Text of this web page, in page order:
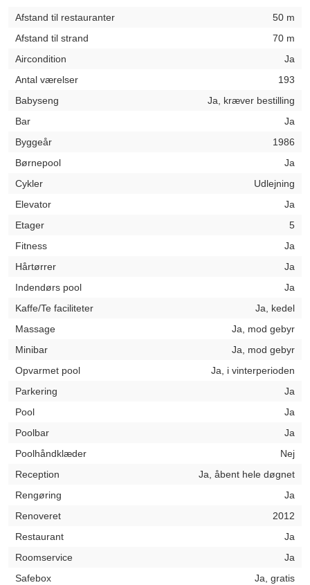
Afstand til restauranter
50 m
Afstand til strand
70 m
Aircondition
Ja
Antal værelser
193
Babyseng
Ja, kræver bestilling
Bar
Ja
Byggeår
1986
Børnepool
Ja
Cykler
Udlejning
Elevator
Ja
Etager
5
Fitness
Ja
Hårtørrer
Ja
Indendørs pool
Ja
Kaffe/Te faciliteter
Ja, kedel
Massage
Ja, mod gebyr
Minibar
Ja, mod gebyr
Opvarmet pool
Ja, i vinterperioden
Parkering
Ja
Pool
Ja
Poolbar
Ja
Poolhåndklæder
Nej
Reception
Ja, åbent hele døgnet
Rengøring
Ja
Renoveret
2012
Restaurant
Ja
Roomservice
Ja
Safebox
Ja, gratis